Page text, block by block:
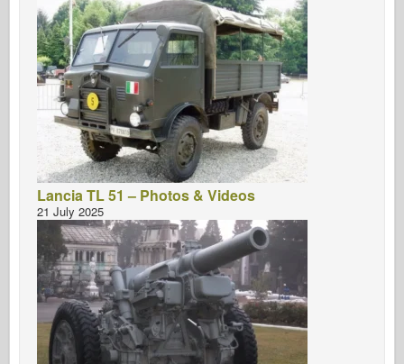
Lancia TL 51 – Photos & Videos
21 July 2025